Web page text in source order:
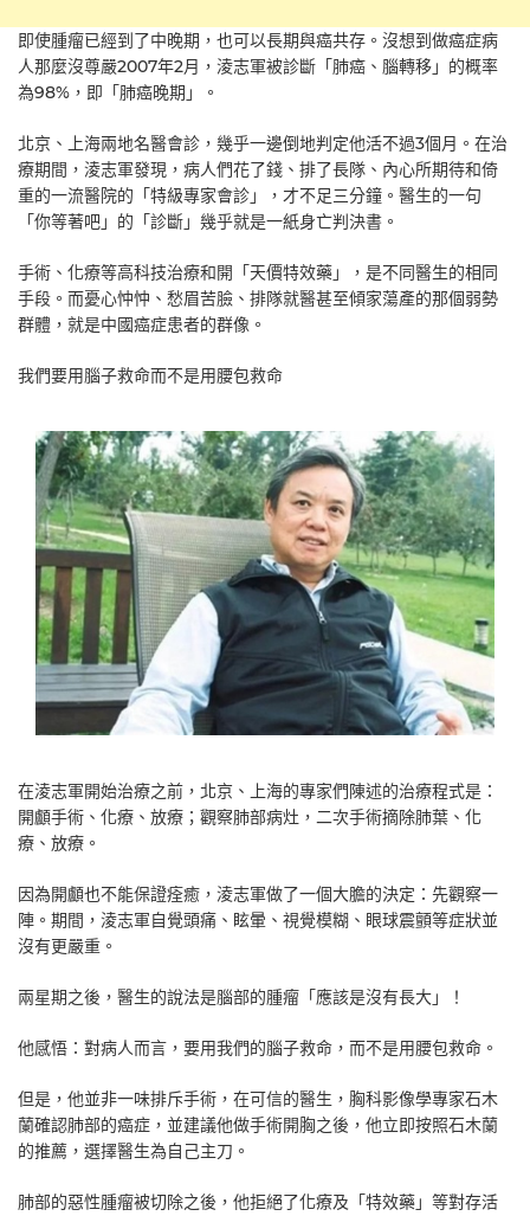
即使腫瘤已經到了中晚期，也可以長期與癌共存。沒想到做癌症病
人那麼沒尊嚴2007年2月，淩志軍被診斷「肺癌、腦轉移」的概率
為98%，即「肺癌晚期」。
北京、上海兩地名醫會診，幾乎一邊倒地判定他活不過3個月。在治
療期間，淩志軍發現，病人們花了錢、排了長隊、內心所期待和倚
重的一流醫院的「特級專家會診」，才不足三分鐘。醫生的一句
「你等著吧」的「診斷」幾乎就是一紙身亡判決書。
手術、化療等高科技治療和開「天價特效藥」，是不同醫生的相同
手段。而憂心忡忡、愁眉苦臉、排隊就醫甚至傾家蕩產的那個弱勢
群體，就是中國癌症患者的群像。
我們要用腦子救命而不是用腰包救命
在淩志軍開始治療之前，北京、上海的專家們陳述的治療程式是：
開顱手術、化療、放療；觀察肺部病灶，二次手術摘除肺葉、化
療、放療。
因為開顱也不能保證痊癒，淩志軍做了一個大膽的決定：先觀察一
陣。期間，淩志軍自覺頭痛、眩暈、視覺模糊、眼球震顫等症狀並
沒有更嚴重。
兩星期之後，醫生的說法是腦部的腫瘤「應該是沒有長大」！
他感悟：對病人而言，要用我們的腦子救命，而不是用腰包救命。
但是，他並非一味排斥手術，在可信的醫生，胸科影像學專家石木
蘭確認肺部的癌症，並建議他做手術開胸之後，他立即按照石木蘭
的推薦，選擇醫生為自己主刀。
肺部的惡性腫瘤被切除之後，他拒絕了化療及「特效藥」等對存活